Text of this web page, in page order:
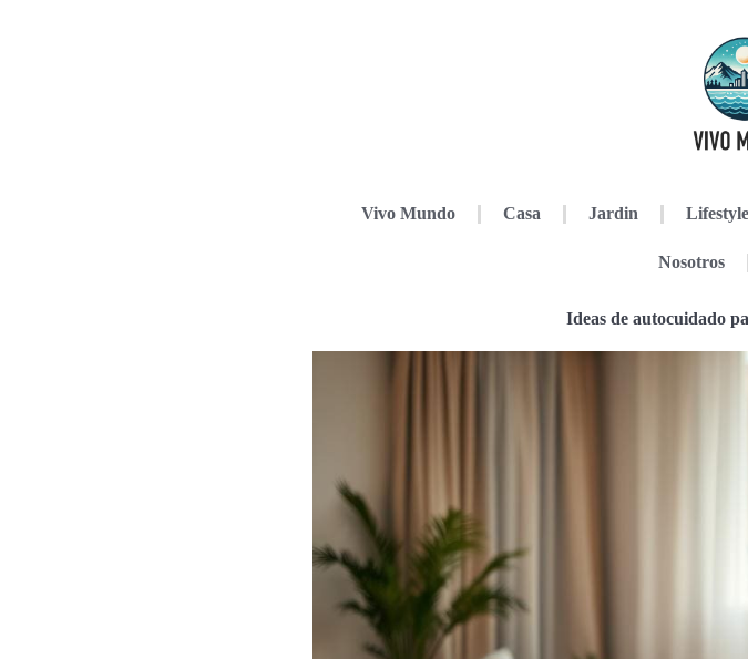
Vivo Mundo Casa Jardin Lifestyle
Nosotros
Ideas de autocuidado